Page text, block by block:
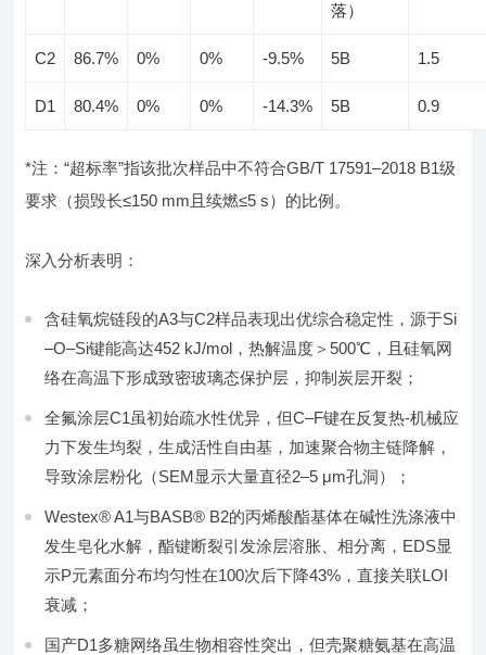
落）
C2 86.7% 0% 0% -9.5% 5B 1.5
D1 80.4% 0% 0% -14.3% 5B 0.9
*注：“超标率”指该批次样品中不符合GB/T 17591–2018 B1级
要求（损毁长≤150 mm且续燃≤5 s）的比例。
深入分析表明：
含硅氧烷链段的A3与C2样品表现出优综合稳定性，源于Si
–O–Si键能高达452 kJ/mol，热解温度＞500℃，且硅氧网
络在高温下形成致密玻璃态保护层，抑制炭层开裂；
全氟涂层C1虽初始疏水性优异，但C–F键在反复热-机械应
力下发生均裂，生成活性自由基，加速聚合物主链降解，
导致涂层粉化（SEM显示大量直径2–5 μm孔洞）；
Westex® A1与BASB® B2的丙烯酸酯基体在碱性洗涤液中
发生皂化水解，酯键断裂引发涂层溶胀、相分离，EDS显
示P元素面分布均匀性在100次后下降43%，直接关联LOI
衰减；
国产D1多糖网络虽生物相容性突出，但壳聚糖氨基在高温